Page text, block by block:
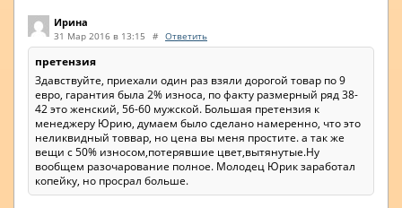
Ирина
31 Мар 2016 в 13:15 # Ответить
претензия
Здавствуйте, приехали один раз взяли дорогой товар по 9
евро, гарантия была 2% износа, по факту размерный ряд 38-
42 это женский, 56-60 мужской. Большая претензия к
менеджеру Юрию, думаем было сделано намеренно, что это
неликвидный товвар, но цена вы меня простите. а так же
вещи с 50% износом,потерявшие цвет,вытянутые.Ну
вообщем разочарование полное. Молодец Юрик заработал
копейку, но просрал больше.